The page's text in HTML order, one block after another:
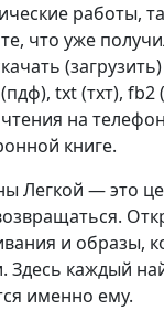
работы,
что уже
txt (тхт),
на
книге.
Легкой — это
и образы,
Здесь каждый
именно ему.